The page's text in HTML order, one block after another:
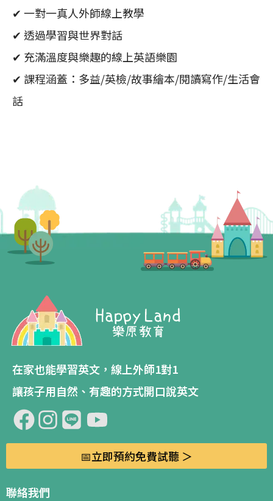
✔ 一對一真人外師線上教學
✔ 透過學習與世界對話
✔ 充滿溫度與樂趣的線上英語樂園
✔ 課程涵蓋：多益/英檢/故事繪本/閱讀寫作/生活會
話
在家也能學習英文，線上外師1對1
讓孩子用自然、有趣的方式開口說英文
📅立即預約免費試聽 ＞
聯絡我們